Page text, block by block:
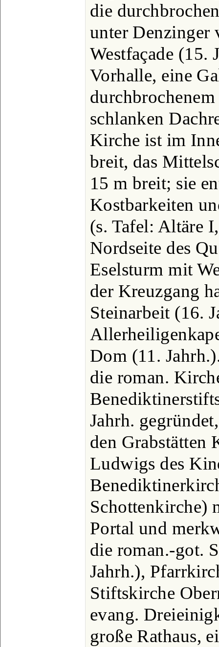
die
unter Denzinger
Westfaçade (15.
Vorhalle, eine
schlanken
Kirche ist im
breit, das
15 m breit; sie
Kostbarkeiten
(s. Tafel: Altäre
Nordseite des
Eselsturm mit
der Kreuzgang
Steinarbeit (16.
Dom (11.
die roman.
Jahrh.
den Grabstätten
Ludwigs des
Schottenkirche)
Portal und
die roman.-got.
Jahrh.),
Stiftskirche
evang.
große Rathaus,